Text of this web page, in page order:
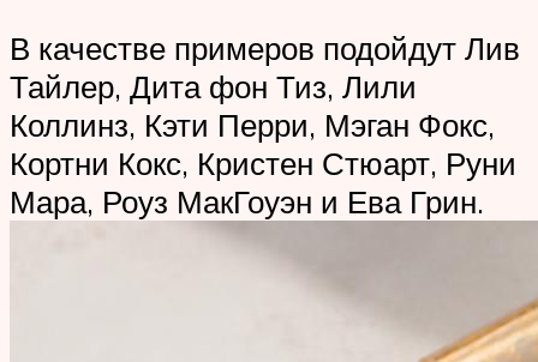
В качестве примеров подойдут Лив
Тайлер, Дита фон Тиз, Лили
Коллинз, Кэти Перри, Мэган Фокс,
Кортни Кокс, Кристен Стюарт, Руни
Мара, Роуз МакГоуэн и Ева Грин.